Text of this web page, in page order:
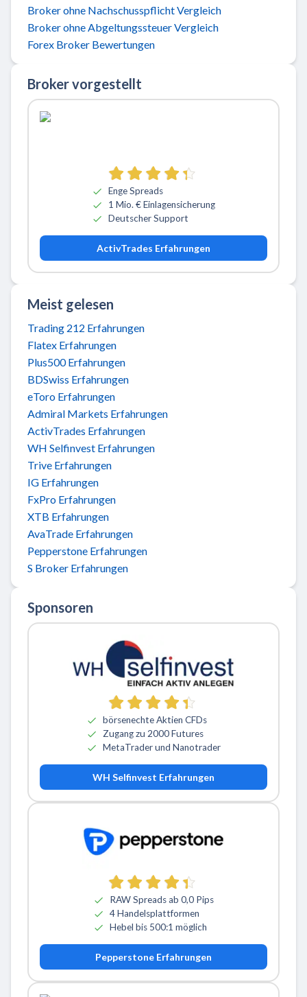
Broker ohne Nachschusspflicht Vergleich
Broker ohne Abgeltungssteuer Vergleich
Forex Broker Bewertungen
Broker vorgestellt
Enge Spreads
1 Mio. € Einlagensicherung
Deutscher Support
ActivTrades Erfahrungen
Meist gelesen
Trading 212 Erfahrungen
Flatex Erfahrungen
Plus500 Erfahrungen
BDSwiss Erfahrungen
eToro Erfahrungen
Admiral Markets Erfahrungen
ActivTrades Erfahrungen
WH Selfinvest Erfahrungen
Trive Erfahrungen
IG Erfahrungen
FxPro Erfahrungen
XTB Erfahrungen
AvaTrade Erfahrungen
Pepperstone Erfahrungen
S Broker Erfahrungen
Sponsoren
börsenechte Aktien CFDs
Zugang zu 2000 Futures
MetaTrader und Nanotrader
WH Selfinvest Erfahrungen
RAW Spreads ab 0,0 Pips
4 Handelsplattformen
Hebel bis 500:1 möglich
Pepperstone Erfahrungen